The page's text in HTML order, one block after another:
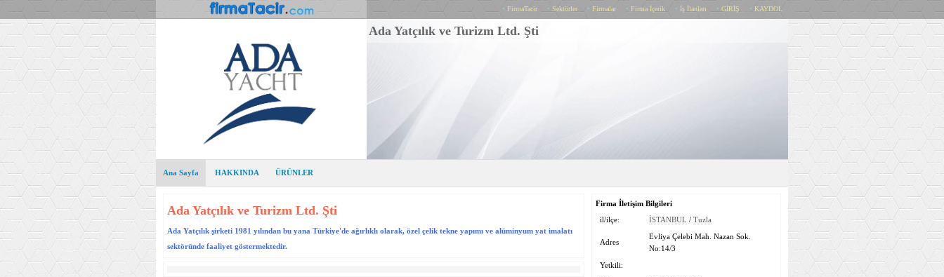
• FirmaTacir • Sektörler • Firmalar • Firma İçerik • İş İlanları • GİRİŞ • KAYDOL
Ada Yatçılık ve Turizm Ltd. Şti
Ana Sayfa HAKKINDA ÜRÜNLER
Ada Yatçılık ve Turizm Ltd. Şti
Ada Yatçılık şirketi 1981 yılından bu yana Türkiye'de ağırlıklı olarak, özel çelik tekne yapımı ve alüminyum yat imalatı
sektöründe faaliyet göstermektedir.
Firma İletişim Bilgileri
il/ilçe:
İSTANBUL / Tuzla
Adres
Evliya Çelebi Mah. Nazan Sok.
No:14/3
Yetkili: